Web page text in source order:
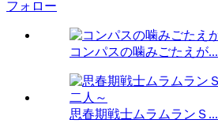
フォロー
コンパスの噛みごたえが...
思春期戦士ムラムランＳ...